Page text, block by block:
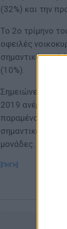
(32%) και την
Το 2ο τρίμηνο
οφειλές
σημαντικά
(10%).
Σημειώνεται
2019 ανέρχεται
παραμένοντας
σημαντικά
μονάδες.
[ΠΗΓΗ]